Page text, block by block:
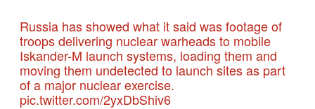
Russia has showed what it said was footage of
troops delivering nuclear warheads to mobile
Iskander-M launch systems, loading them and
moving them undetected to launch sites as part
of a major nuclear exercise.
pic.twitter.com/2yxDbShiv6